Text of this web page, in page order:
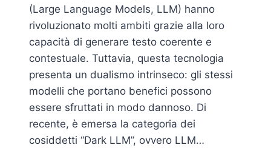
(Large Language Models, LLM) hanno
rivoluzionato molti ambiti grazie alla loro
capacità di generare testo coerente e
contestuale. Tuttavia, questa tecnologia
presenta un dualismo intrinseco: gli stessi
modelli che portano benefici possono
essere sfruttati in modo dannoso. Di
recente, è emersa la categoria dei
cosiddetti “Dark LLM”, ovvero LLM…